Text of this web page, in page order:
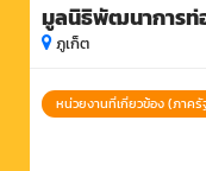
มูลนิธิพัฒนาการท่
ภูเก็ต
หน่วยงานที่เกี่ยวข้อง (ภาค